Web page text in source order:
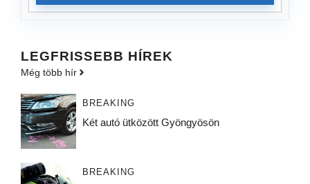
LEGFRISSEBB HÍREK
Még több hír
BREAKING
Két autó ütközött Gyöngyösön
BREAKING